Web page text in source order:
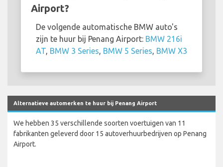
Airport?
De volgende automatische BMW auto's
zijn te huur bij Penang Airport: BMW 216i
AT, BMW 3 Series, BMW 5 Series, BMW X3
Alternatieve automerken te huur bij Penang Airport
We hebben 35 verschillende soorten voertuigen van 11
fabrikanten geleverd door 15 autoverhuurbedrijven op Penang
Airport.